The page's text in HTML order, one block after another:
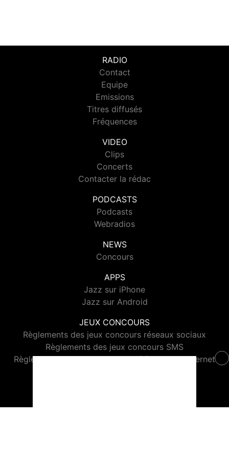
RADIO
Contact
Equipe
Emissions
Titres diffusés
Fréquences
VIDEO
Clips
Concerts
Contacter la rédac
PODCASTS
Podcasts
Webradios
NEWS
Concours
APPS
Jazz sur iPhone
Jazz sur Android
JEUX CONCOURS
Règlements des jeux concours réseaux sociaux
Règlements des jeux concours SMS
Règlements des jeux concours téléphone et internet